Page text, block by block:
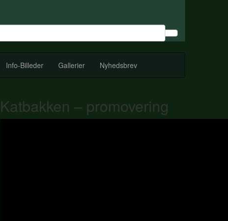
Info-Billeder Gallerier Nyhedsbrev
Katbakken – promovering